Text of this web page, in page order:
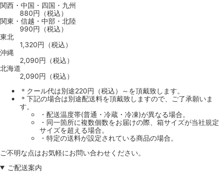
関西・中国・四国・九州
880円（税込）
関東・信越・中部・北陸
990円（税込）
東北
1,320円（税込）
沖縄
2,090円（税込）
北海道
2,090円（税込）
＊クール代は別途220円（税込）～を頂戴致します。
＊下記の場合は別途配送料を頂戴致しますので、ご了承願いま
す。
・配送温度帯(普通・冷蔵・冷凍)が異なる場合。
・同一箇所に複数個数をお届けの際、箱サイズが当社規定
サイズを超える場合。
・特定の送料が設定されている商品の場合。
ご不明な点はお気軽にお問い合わせください。
ご配送案内